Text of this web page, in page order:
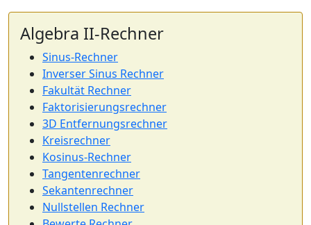
Algebra II-Rechner
Sinus-Rechner
Inverser Sinus Rechner
Fakultät Rechner
Faktorisierungsrechner
3D Entfernungsrechner
Kreisrechner
Kosinus-Rechner
Tangentenrechner
Sekantenrechner
Nullstellen Rechner